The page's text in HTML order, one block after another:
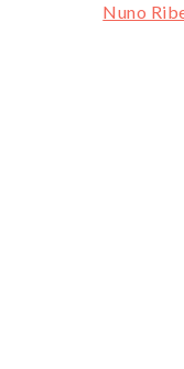
Nuno